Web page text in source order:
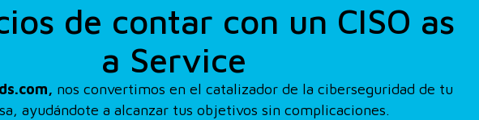
de contar con un CISO as
a Service
nos convertimos en el catalizador de la ciberseguridad de tu
ayudándote a alcanzar tus objetivos sin complicaciones.